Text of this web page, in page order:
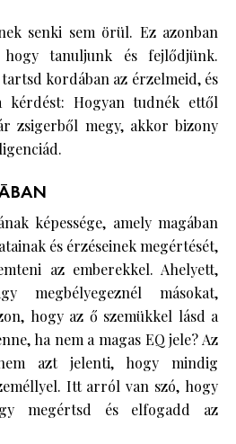
senki sem örül. Ez azonban
tanuljunk és fejlődjünk.
kordában az érzelmeid, és
kérdést: Hogyan tudnék ettől
zsigerből megy, akkor bizony
képessége, amely magában
és érzéseinek megértését,
az emberekkel. Ahelyett,
megbélyegeznél másokat,
hogy az ő szemükkel lásd a
ha nem a magas EQ jele? Az
azt jelenti, hogy mindig
Itt arról van szó, hogy
megértsd és elfogadd az